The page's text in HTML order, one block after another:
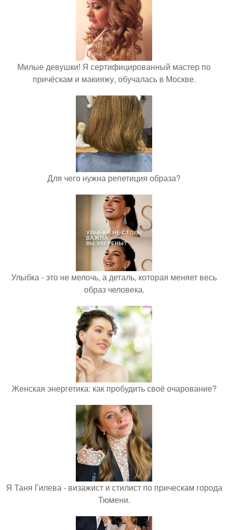
Милые девушки! Я сертифицированный мастер по
причёскам и макияжу, обучалась в Москве.
Для чего нужна репетиция образа?
Улыбка - это не мелочь, а деталь, которая меняет весь
образ человека.
Женская энергетика: как пробудить своё очарование?
Я Таня Гилева - визажист и стилист по прическам города
Тюмени.